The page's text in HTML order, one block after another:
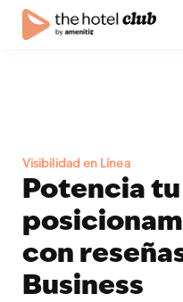
Visibilidad en Línea
Potencia tu
con
Business